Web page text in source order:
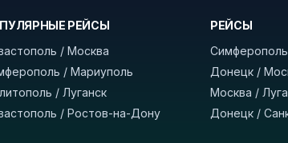
РЕЙСЫ
/ Москва
/ Мариуполь
/ Луганск
/ Ростов-на-Дону
РЕЙСЫ
Донецк /
Москва /
Донецк /